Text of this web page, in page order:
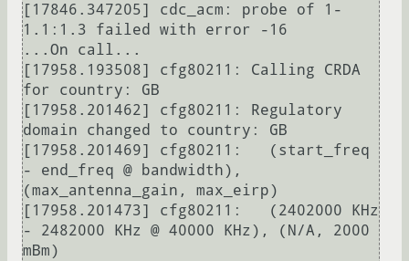
[17846.347205] cdc_acm: probe of 1-
1.1:1.3 failed with error -16
...On call...
[17958.193508] cfg80211: Calling CRDA
for country: GB
[17958.201462] cfg80211: Regulatory
domain changed to country: GB
[17958.201469] cfg80211:   (start_freq
- end_freq @ bandwidth),
(max_antenna_gain, max_eirp)
[17958.201473] cfg80211:   (2402000 KHz
- 2482000 KHz @ 40000 KHz), (N/A, 2000
mBm)